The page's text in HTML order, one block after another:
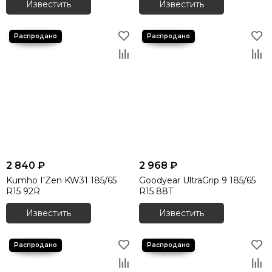
Зимние шины 275/45 R20
Зимние шины 275/50 R20
Зимние шины 285/40 R22
Зимние шины 285/45 R19
Зимние шины 285/45 R20
Зимние шины 285/45 R21
Зимние шины 285/50 R20
Зимние шины 285/60 R18
Известить
Известить
2 840 ₽
Kumho I'Zen KW31 185/65
R15 92R
Известить
2 968 ₽
Goodyear UltraGrip 9 185/65
R15 88T
Известить